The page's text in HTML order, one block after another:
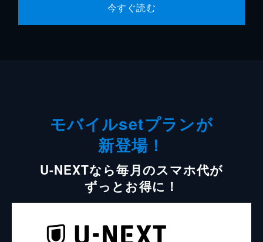
今すぐ読む
モバイルsetプランが
新登場！
U-NEXTなら毎月のスマホ代が
ずっとお得に！